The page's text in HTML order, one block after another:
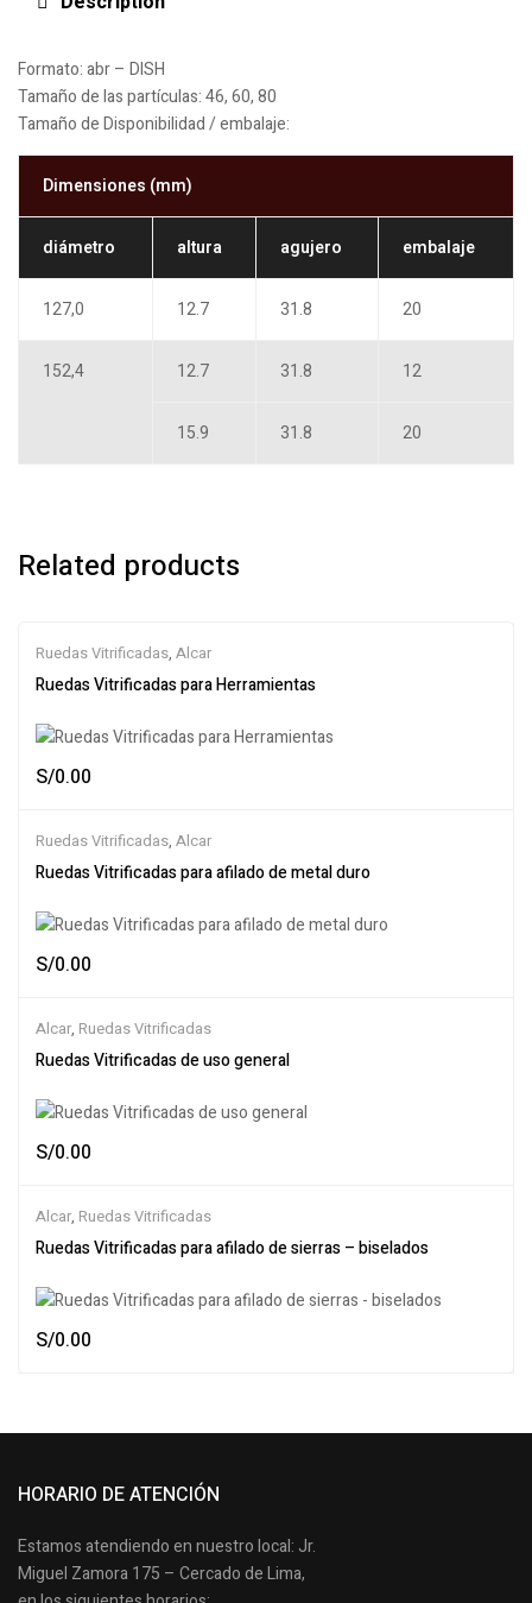
Formato:abr – DISH
Tamaño de las partículas:46, 60, 80
Tamaño de Disponibilidad / embalaje:
Dimensiones (mm)
diámetro altura agujero embalaje
127,0 12.7 31.8 20
152,4 12.7 31.8 12
15.9 31.8 20
Related products
Ruedas Vitrificadas, Alcar
Ruedas Vitrificadas para Herramientas
S/0.00
Ruedas Vitrificadas, Alcar
Ruedas Vitrificadas para afilado de metal duro
S/0.00
Alcar, Ruedas Vitrificadas
Ruedas Vitrificadas de uso general
S/0.00
Alcar, Ruedas Vitrificadas
Ruedas Vitrificadas para afilado de sierras – biselados
S/0.00
HORARIO DE ATENCIÓN
Estamos atendiendo en nuestro local: Jr.
Miguel Zamora 175 – Cercado de Lima,